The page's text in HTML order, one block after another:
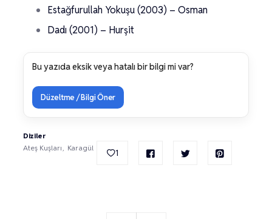
Estağfurullah Yokuşu (2003) – Osman
Dadı (2001) – Hurşit
Bu yazıda eksik veya hatalı bir bilgi mi var?
Düzeltme / Bilgi Öner
Diziler
Ateş Kuşları
Karagül 1